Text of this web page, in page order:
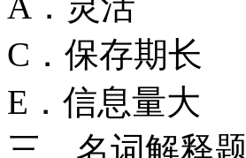
C．保
E．信息量大
三、名词解释